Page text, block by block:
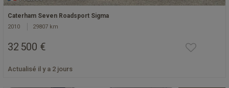
Caterham Seven Roadsport Sigma
2010 29807 km
32 500 €
Actualisé il y a 2 jours